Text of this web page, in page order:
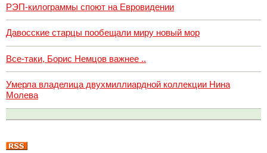
РЭП-килограммы споют на Евровидении
Давосские старцы пообещали миру новый мор
Все-таки, Борис Немцов важнее ..
Умерла владелица двухмиллиардной коллекции Нина
Молева